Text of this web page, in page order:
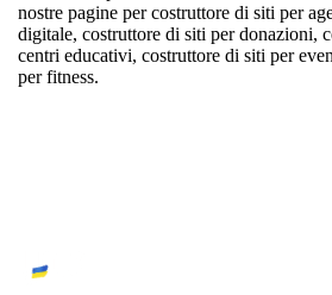
nostre pagine percostruttore di siti per
digitale, costruttore di siti per donazioni,
centri educativi, costruttore di siti per
per fitness.